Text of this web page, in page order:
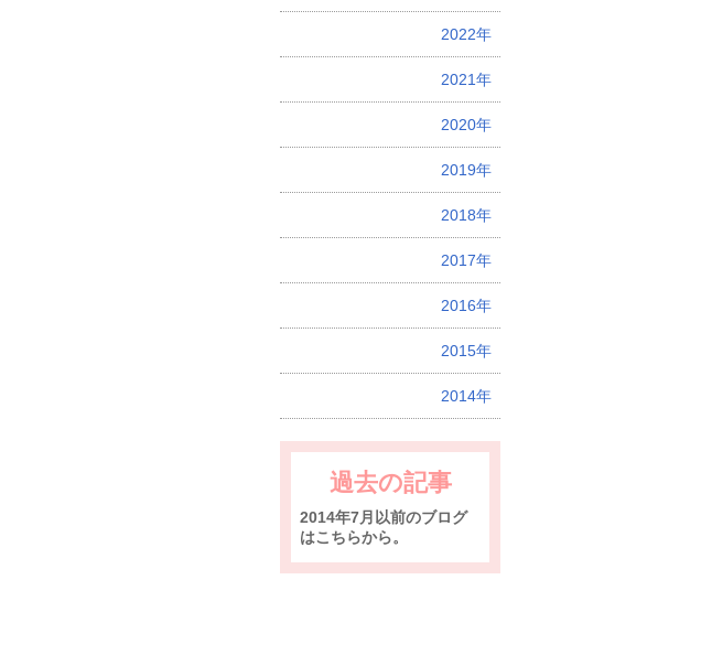
2022年
2021年
2020年
2019年
2018年
2017年
2016年
2015年
2014年
過去の記事
2014年7月以前のブログ
はこちらから。